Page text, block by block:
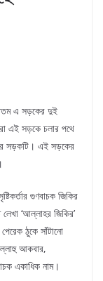
এ সড়কের দুই
এই সড়কে চলার পথে
সড়কটি। এই সড়কের
গুণবাচক জিকির
‘আল্লাহর জিকির’
ঠুকে সাঁটানো
আকবার,
একাধিক নাম।